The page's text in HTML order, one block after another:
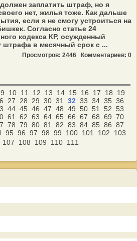
заплатить штраф, но я
нет, жилья тоже. Как дальше
если я не смогу устроиться на
Согласно статье 24
кодекса КР, осужденный
штрафа в месячный срок с ...
Просмотров: 2446 Комментариев: 0
9 10 11 12 13 14 15 16 17 18
19
27 28 29 30 31 32 33 34 35 36
44 45 46 47 48 49 50 51 52 53
61 62 63 64 65 66 67 68 69 70
78 79 80 81 82 83 84 85 86 87
95 96 97 98 99 100 101 102
103
107 108 109 110 111